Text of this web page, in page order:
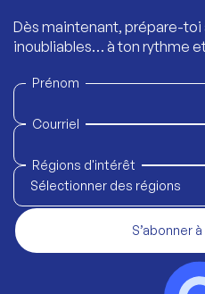
Dès maintenant, prépare-toi
inoubliables… à ton rythme
Prénom
Courriel
Régions d'intérêt
Sélectionner des régions
S’abonner